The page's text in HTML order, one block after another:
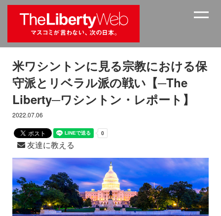
米ワシントンに見る宗教における保
守派とリベラル派の戦い【─The
Liberty─ワシントン・レポート】
2022.07.06
友達に教える